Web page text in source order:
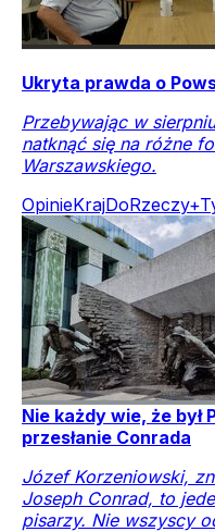
Ukryta prawda o
Przebywając w
natknąć się na różne
Warszawskiego.
OpinieKrajDoRzeczy+
Nie każdy wie, że był
przesłanie Conrada
Józef Korzeniowski,
Joseph Conrad, to
pisarzy. Nie wszyscy